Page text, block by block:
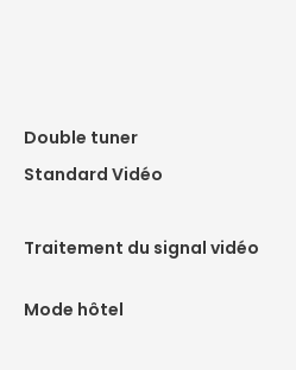
Double tuner
Standard Vidéo
Traitement du signal vidéo
Mode hôtel